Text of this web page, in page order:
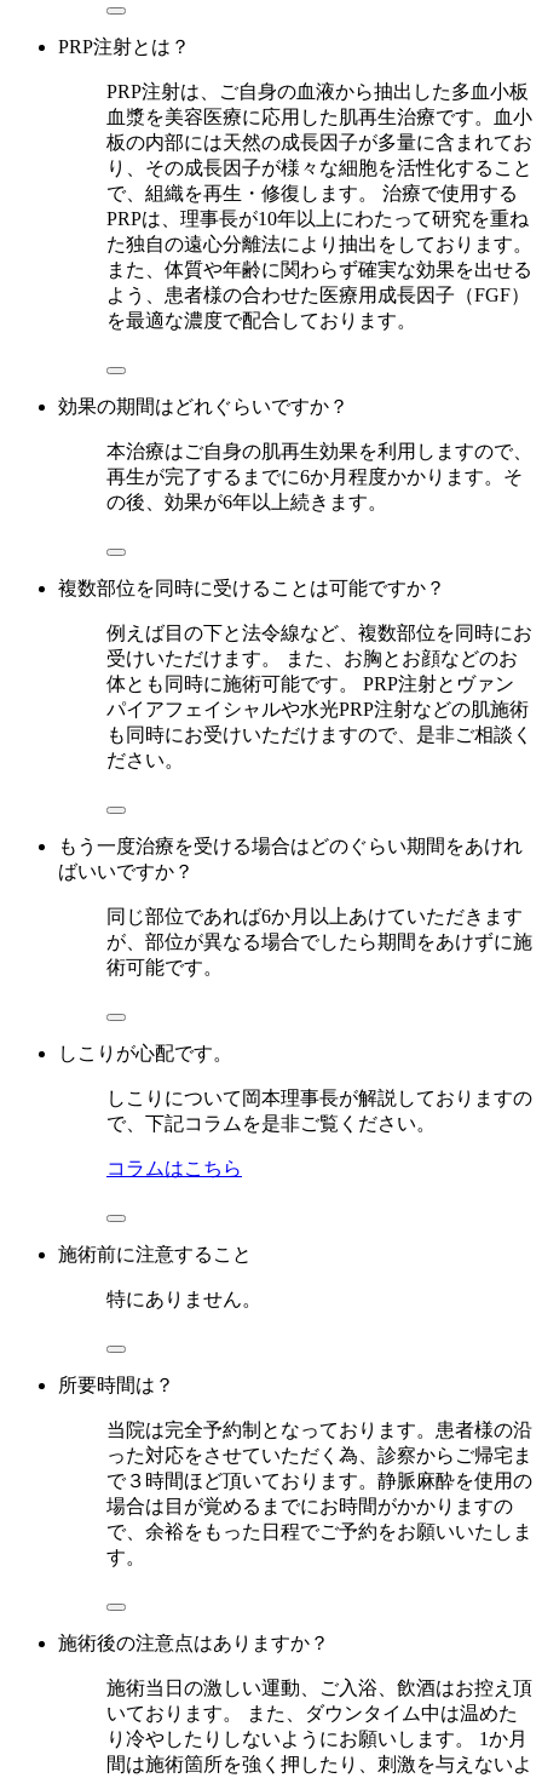
PRP注射とは？
PRP注射は、ご自身の血液から抽出した多血小板
血漿を美容医療に応用した肌再生治療です。血小
板の内部には天然の成長因子が多量に含まれてお
り、その成長因子が様々な細胞を活性化すること
で、組織を再生・修復します。 治療で使用する
PRPは、理事長が10年以上にわたって研究を重ね
た独自の遠心分離法により抽出をしております。
また、体質や年齢に関わらず確実な効果を出せる
よう、患者様の合わせた医療用成長因子（FGF）
を最適な濃度で配合しております。
効果の期間はどれぐらいですか？
本治療はご自身の肌再生効果を利用しますので、
再生が完了するまでに6か月程度かかります。そ
の後、効果が6年以上続きます。
複数部位を同時に受けることは可能ですか？
例えば目の下と法令線など、複数部位を同時にお
受けいただけます。 また、お胸とお顔などのお
体とも同時に施術可能です。 PRP注射とヴァン
パイアフェイシャルや水光PRP注射などの肌施術
も同時にお受けいただけますので、是非ご相談く
ださい。
もう一度治療を受ける場合はどのぐらい期間をあけれ
ばいいですか？
同じ部位であれば6か月以上あけていただきます
が、部位が異なる場合でしたら期間をあけずに施
術可能です。
しこりが心配です。
しこりについて岡本理事長が解説しておりますの
で、下記コラムを是非ご覧ください。
コラムはこちら
施術前に注意すること
特にありません。
所要時間は？
当院は完全予約制となっております。患者様の沿
った対応をさせていただく為、診察からご帰宅ま
で３時間ほど頂いております。静脈麻酔を使用の
場合は目が覚めるまでにお時間がかかりますの
で、余裕をもった日程でご予約をお願いいたしま
す。
施術後の注意点はありますか？
施術当日の激しい運動、ご入浴、飲酒はお控え頂
いております。 また、ダウンタイム中は温めた
り冷やしたりしないようにお願いします。 1か月
間は施術箇所を強く押したり、刺激を与えないよ